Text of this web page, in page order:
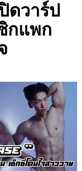
ดวาร์ป
กแพก